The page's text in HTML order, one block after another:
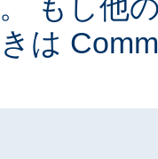
もし他
は